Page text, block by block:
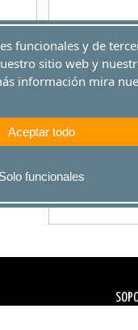
funcionales y de
sitio web y
información mira
Aceptar todo
Solo funcionales